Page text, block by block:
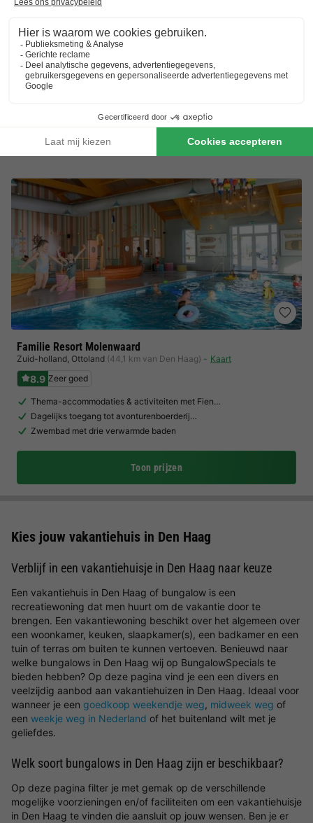
8.9 Zeer goed
Surfen & live muziek in het park
Direct aan de duinen bij strand Vlugtenburg
Gezins- en hondvriendelijk met kinderactiviteiten
Meer resultaten in de omgeving van Den Haag
Familie Resort Molenwaard
Zuid-holland, Ottoland (44,1 km van Den Haag) Kaart
8.9 Zeer goed
Thema-accommodaties & activiteiten met Fien…
Dagelijks toegang tot avonturenboerderij…
Zwembad met drie verwarmde baden
Toon prijzen
Kies jouw vakantiehuis in Den Haag
Verblijf in een vakantiehuisje in Den Haag naar keuze
Een vakantiehuis in Den Haag of bungalow is een
recreatiewoning dat men huurt om de vakantie door te
brengen. Een vakantiewoning beschikt over het algemeen over
een woonkamer, keuken, slaapkamer(s), een badkamer en een
tuin of terras om buiten te kunnen vertoeven. Benieuwd naar
welke bungalows in Den Haag wij op BungalowSpecials te
bieden hebben? Op deze pagina vind je een een divers en
veelzijdig aanbod aan vakantiehuizen in Den Haag. Ideaal voor
wanneer je een goedkoop weekendje weg, midweek weg of
een weekje weg in Nederland of het buitenland wilt met je
geliefdes.
Welk soort bungalows in Den Haag zijn er beschikbaar?
Op deze pagina filter je met gemak op de verschillende
mogelijke voorzieningen en/of faciliteiten om een vakantiehuisje
in Den Haag te vinden die aansluit op jouw wensen. Ben je er